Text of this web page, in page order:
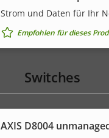
Strom und Daten für Ihr
Empfohlen für dieses
Switches
AXIS ​D8004